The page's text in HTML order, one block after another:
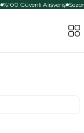
%100 Güvenli Alışveriş